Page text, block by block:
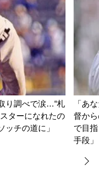
り調べで涙…“札
ターになれたの
ッチの道に」
「あ
督か
で目
手段」